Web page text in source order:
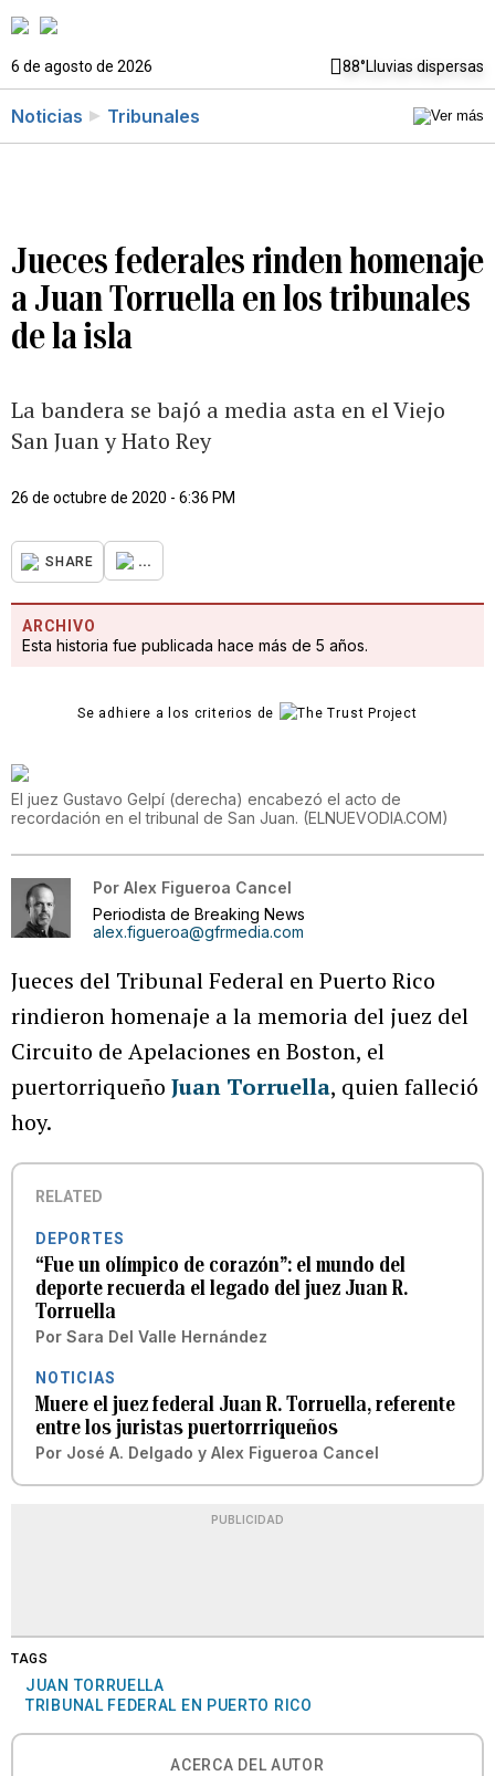
6 de agosto de 2026 88°Lluvias dispersas
Noticias Tribunales
Jueces federales rinden homenaje
a Juan Torruella en los tribunales
de la isla
La bandera se bajó a media asta en el Viejo
San Juan y Hato Rey
26 de octubre de 2020 - 6:36 PM
SHARE ...
ARCHIVO
Esta historia fue publicada hace más de 5 años.
Se adhiere a los criterios de
El juez Gustavo Gelpí (derecha) encabezó el acto de
recordación en el tribunal de San Juan. (ELNUEVODIA.COM)
Por Alex Figueroa Cancel
Periodista de Breaking News
alex.figueroa@gfrmedia.com
Jueces del Tribunal Federal en Puerto Rico
rindieron homenaje a la memoria del juez del
Circuito de Apelaciones en Boston, el
puertorriqueño Juan Torruella, quien falleció
hoy.
RELATED
DEPORTES
“Fue un olímpico de corazón”: el mundo del
deporte recuerda el legado del juez Juan R.
Torruella
Por Sara Del Valle Hernández
NOTICIAS
Muere el juez federal Juan R. Torruella, referente
entre los juristas puertorrriqueños
Por José A. Delgado y Alex Figueroa Cancel
PUBLICIDAD
TAGS
JUAN TORRUELLA
TRIBUNAL FEDERAL EN PUERTO RICO
ACERCA DEL AUTOR